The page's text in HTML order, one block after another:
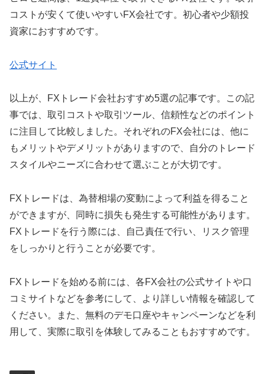
コストが安くて使いやすいFX会社です。初心者や少額投
資家におすすめです。
公式サイト
以上が、FXトレード会社おすすめ5選の記事です。この記
事では、取引コストや取引ツール、信頼性などのポイント
に注目して比較しました。それぞれのFX会社には、他に
もメリットやデメリットがありますので、自分のトレード
スタイルやニーズに合わせて選ぶことが大切です。
FXトレードは、為替相場の変動によって利益を得ること
ができますが、同時に損失も発生する可能性があります。
FXトレードを行う際には、自己責任で行い、リスク管理
をしっかりと行うことが必要です。
FXトレードを始める前には、各FX会社の公式サイトや口
コミサイトなどを参考にして、より詳しい情報を確認して
ください。また、無料のデモ口座やキャンペーンなどを利
用して、実際に取引を体験してみることもおすすめです。